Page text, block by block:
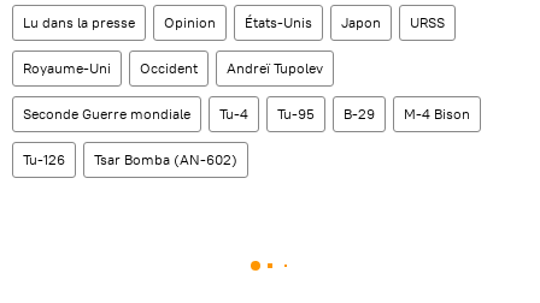
Lu dans la presse Opinion États-Unis Japon URSS
Royaume-Uni Occident Andreï Tupolev
Seconde Guerre mondiale Tu-4 Tu-95 B-29 M-4 Bison
Tu-126 Tsar Bomba (AN-602)